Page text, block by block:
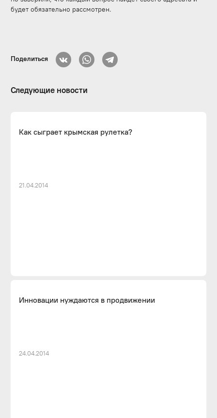
будет обязательно рассмотрен.
Поделиться
Следующие новости
Как сыграет крымская рулетка?
21.04.2014
Инновации нуждаются в продвижении
24.04.2014